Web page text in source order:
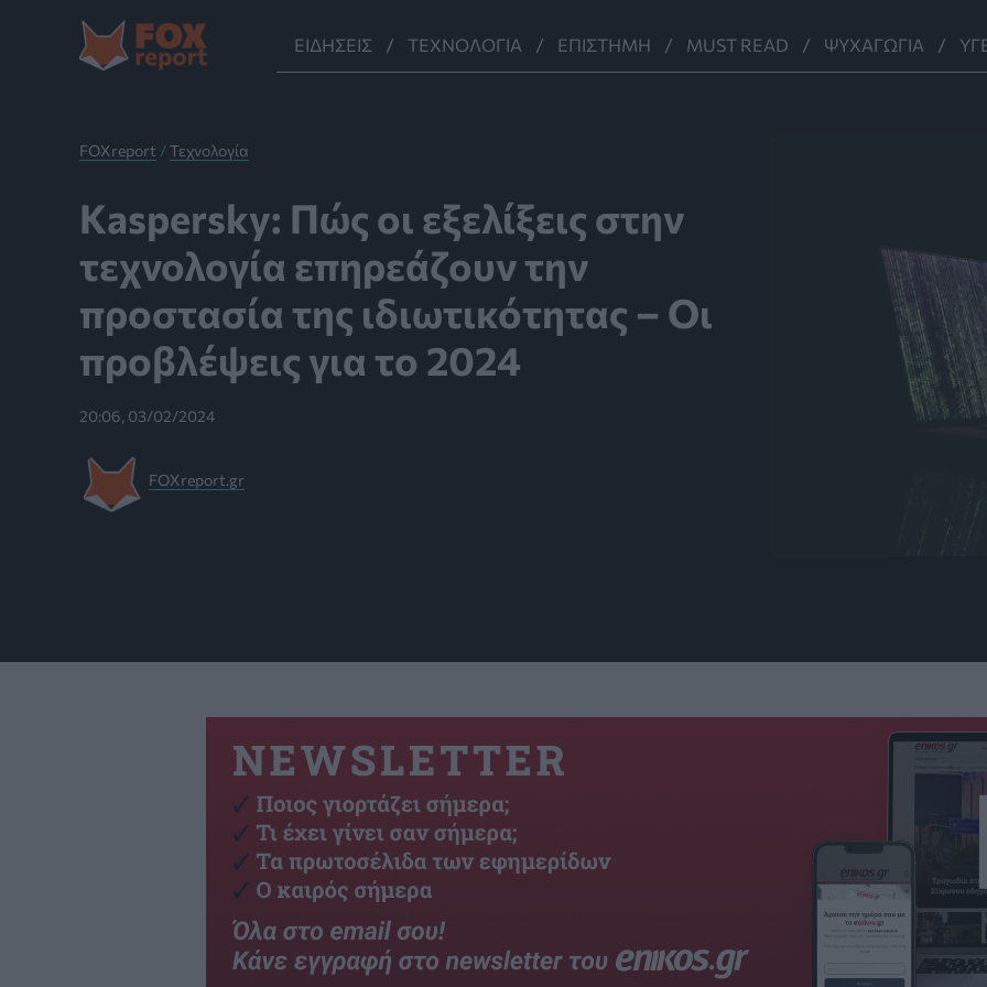
Μετάβαση
περιεχόμενο
ΕΙΔΉΣΕΙΣ ΤΕΧΝΟΛΟΓΊΑ ΕΠΙΣΤΉΜΗ MUST READ ΨΥΧΑΓΩΓΊΑ
FOXreport /Τεχνολογία
Kaspersky: Πώς οι εξελίξεις στην
τεχνολογία επηρεάζουν την
προστασία της ιδιωτικότητας – Οι
προβλέψεις για το 2024
20:06, 03/02/2024
FOXreport.gr